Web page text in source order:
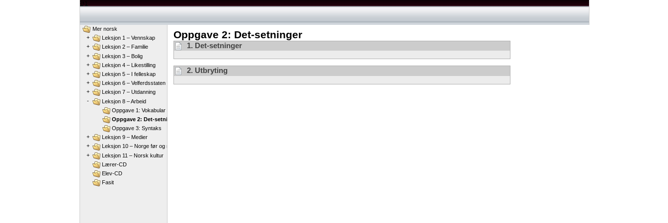
B1
Oppgave 2: Det-setninger
1. Det-setninger
2. Utbryting
Mer norsk
+
Leksjon 1 – Vennskap
+
Leksjon 2 – Familie
+
Leksjon 3 – Bolig
+
Leksjon 4 – Likestilling
+
Leksjon 5 – I felleskap
+
Leksjon 6 – Velferdsstaten
+
Leksjon 7 – Utdanning
-
Leksjon 8 – Arbeid
Oppgave 1: Vokabular
Oppgave 2: Det-setninger
Oppgave 3: Syntaks
+
Leksjon 9 – Medier
+
Leksjon 10 – Norge før og nå
+
Leksjon 11 – Norsk kultur
Lærer-CD
Elev-CD
Fasit